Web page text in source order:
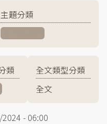
主題分類
類
全文類型分類
全文
- 06:00